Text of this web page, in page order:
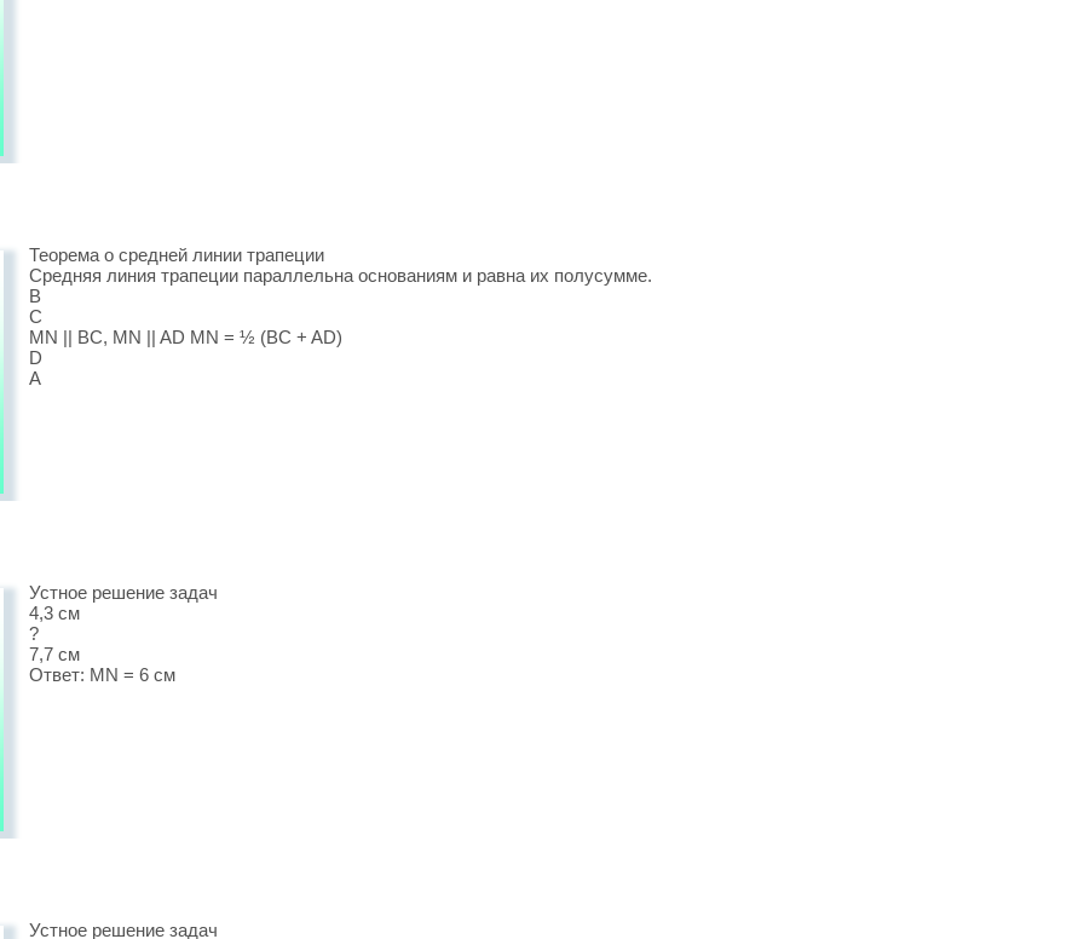
Теорема о средней линии трапеции
Средняя линия трапеции параллельна основаниям и равна их полусумме.
B
C
MN || BC, MN || AD MN = ½ (BC + AD)
D
A
Устное решение задач
4,3 см
?
7,7 см
Ответ: MN = 6 см
Устное решение задач